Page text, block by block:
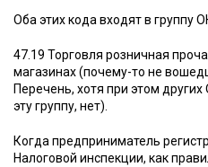
Оба этих кода входят в группу
47.19 Торговля розничная
магазинах (почему-то не
Перечень, хотя при этом
эту группу, нет).
Когда предприниматель
Налоговой инспекции, как